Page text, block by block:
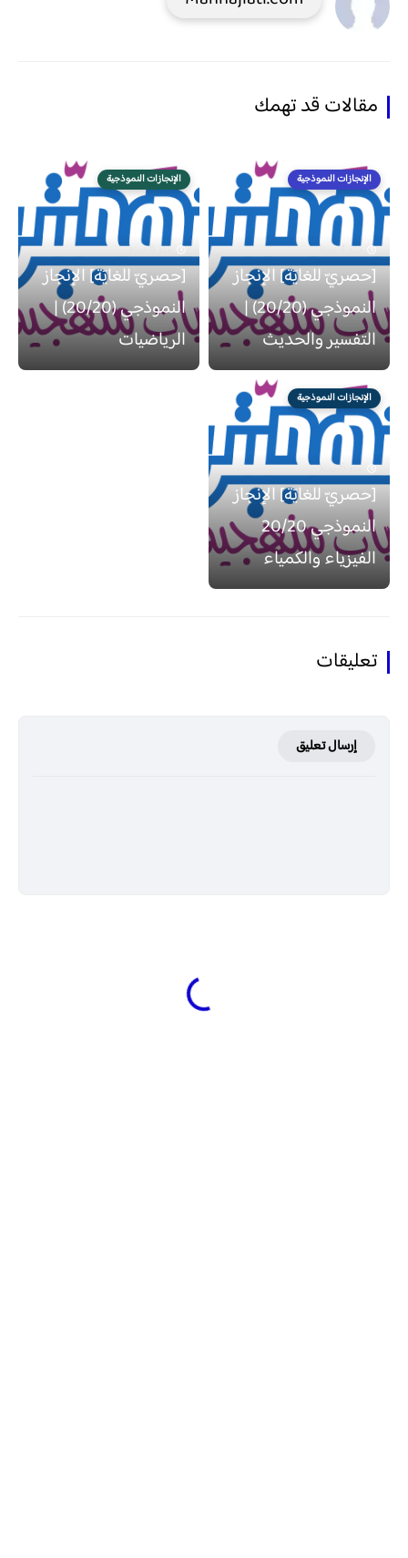
مقالات قد تهمك
الإنجازات النموذجية
منذ 4 سنة
[حصريّ للغايَة] الإنجاز
النموذجي (20/20) |
التفسير والحديث
الإنجازات النموذجية
منذ 6 سنة
[حصريّ للغايَة] الإنجاز
النموذجي (20/20) |
الرياضيات
الإنجازات النموذجية
منذ 6 سنة
[حصريّ للغايَة] الإنجاز
النموذجي 20/20
الفيزياء والكمياء
تعليقات
إرسال تعليق